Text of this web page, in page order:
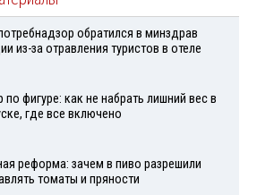
обратился в минздрав
из-за отравления туристов в отеле
по фигуре: как не набрать лишний вес в
где все включено
реформа: зачем в пиво разрешили
томаты и пряности